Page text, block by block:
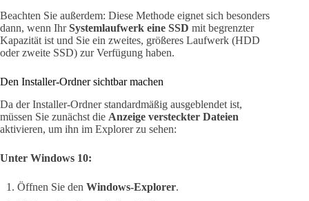
Beachten Sie außerdem: Diese Methode eignet sich besonders
dann, wenn IhrSystemlaufwerk eine SSD mit begrenzter
Kapazität ist und Sie ein zweites, größeres Laufwerk (HDD
oder zweite SSD) zur Verfügung haben.
Den Installer-Ordner sichtbar machen
Da der Installer-Ordner standardmäßig ausgeblendet ist,
müssen Sie zunächst die Anzeige versteckter Dateien
aktivieren, um ihn im Explorer zu sehen:
Unter Windows 10:
Öffnen Sie den Windows-Explorer.